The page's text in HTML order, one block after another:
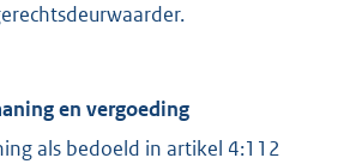
en vergoeding
als bedoeld in artikel 4:112